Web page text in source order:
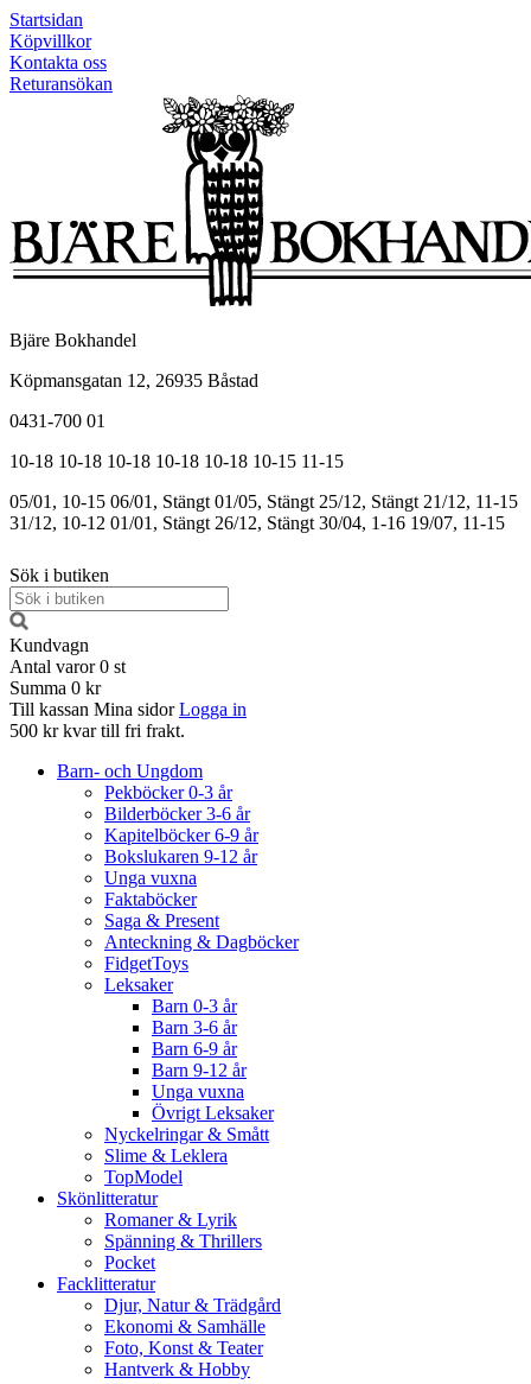
Startsidan
Köpvillkor
Kontakta oss
Returansökan
Bjäre Bokhandel
Köpmansgatan 12, 26935 Båstad
0431-700 01
10-18 10-18 10-18 10-18 10-18 10-15 11-15
05/01, 10-15 06/01, Stängt 01/05, Stängt 25/12, Stängt 21/12, 11-15
31/12, 10-12 01/01, Stängt 26/12, Stängt 30/04, 1-16 19/07, 11-15
Sök i butiken
Kundvagn
Antal varor 0 st
Summa 0 kr
Till kassan Mina sidor Logga in
500 kr kvar till fri frakt.
Barn- och Ungdom
Pekböcker 0-3 år
Bilderböcker 3-6 år
Kapitelböcker 6-9 år
Bokslukaren 9-12 år
Unga vuxna
Faktaböcker
Saga & Present
Anteckning & Dagböcker
FidgetToys
Leksaker
Barn 0-3 år
Barn 3-6 år
Barn 6-9 år
Barn 9-12 år
Unga vuxna
Övrigt Leksaker
Nyckelringar & Smått
Slime & Leklera
TopModel
Skönlitteratur
Romaner & Lyrik
Spänning & Thrillers
Pocket
Facklitteratur
Djur, Natur & Trädgård
Ekonomi & Samhälle
Foto, Konst & Teater
Hantverk & Hobby